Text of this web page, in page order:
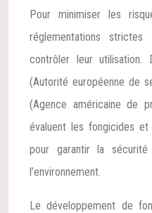
Pour minimiser les
réglementations
contrôler leur utilisation.
(Autorité européenne de
(Agence américaine de
évaluent les fongicides et
pour garantir la
l’environnement.
Le développement de